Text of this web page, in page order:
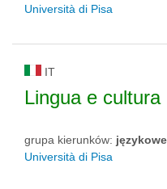
Università di Pisa
IT
Lingua e
grupa kierunków: językowe
Università di Pisa